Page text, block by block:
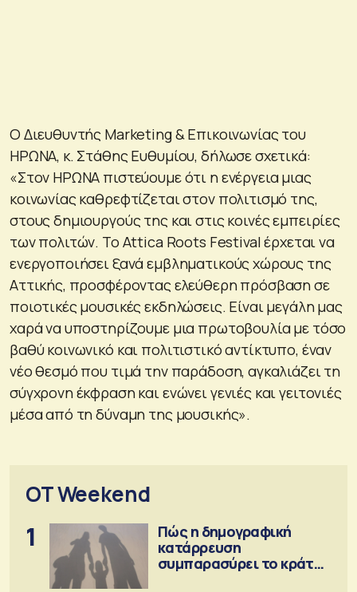
Ο Διευθυντής Marketing & Επικοινωνίας του
ΗΡΩΝΑ, κ. Στάθης Ευθυμίου, δήλωσε σχετικά:
«Στον ΗΡΩΝΑ πιστεύουμε ότι η ενέργεια μιας
κοινωνίας καθρεφτίζεται στον πολιτισμό της,
στους δημιουργούς της και στις κοινές εμπειρίες
των πολιτών. Το Attica Roots Festival έρχεται να
ενεργοποιήσει ξανά εμβληματικούς χώρους της
Αττικής, προσφέροντας ελεύθερη πρόσβαση σε
ποιοτικές μουσικές εκδηλώσεις. Είναι μεγάλη μας
χαρά να υποστηρίζουμε μια πρωτοβουλία με τόσο
βαθύ κοινωνικό και πολιτιστικό αντίκτυπο, έναν
νέο θεσμό που τιμά την παράδοση, αγκαλιάζει τη
σύγχρονη έκφραση και ενώνει γενιές και γειτονιές
μέσα από τη δύναμη της μουσικής».
OT Weekend
1
Πώς η δημογραφική
κατάρρευση
συμπαρασύρει το κράτος